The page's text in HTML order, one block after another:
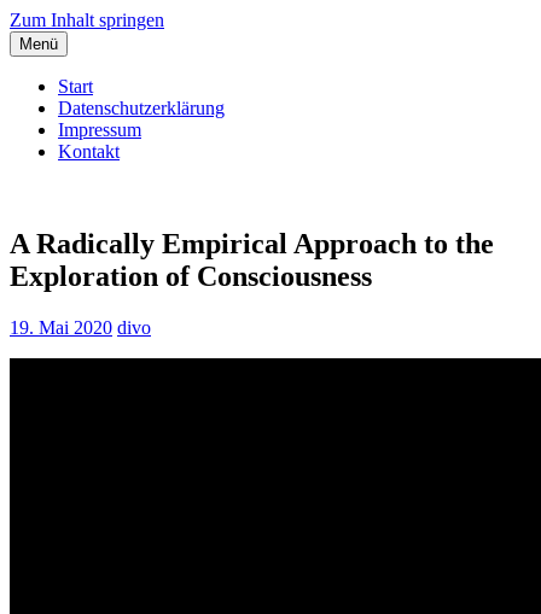
Zum Inhalt springen
Menü
Start
Datenschutzerklärung
Impressum
Kontakt
Dieter Vollmuth
Dem Leben lauschen…
A Radically Empirical Approach to the
Exploration of Consciousness
19. Mai 2020 divo